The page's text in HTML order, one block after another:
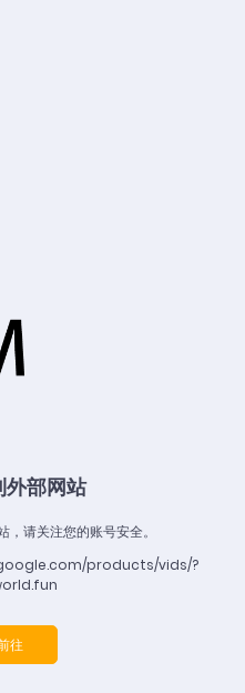
外部网站
请关注您的账号安全。
products/vids/?
往